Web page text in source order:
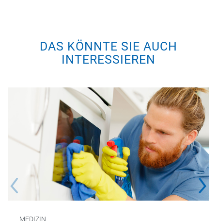
DAS KÖNNTE SIE AUCH
INTERESSIEREN
MEDIZIN